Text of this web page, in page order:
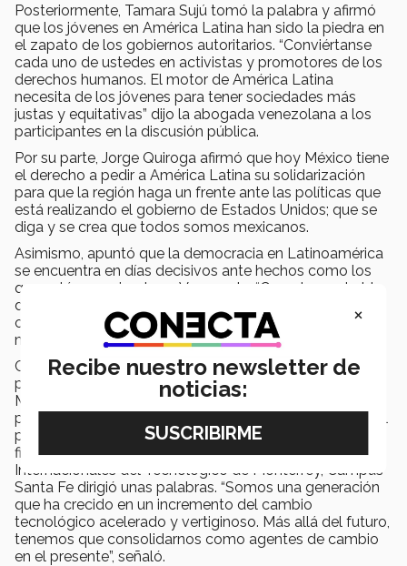
Posteriormente, Tamara Sujú tomó la palabra y afirmó
que los jóvenes en América Latina han sido la piedra en
el zapato de los gobiernos autoritarios. “Conviértanse
cada uno de ustedes en activistas y promotores de los
derechos humanos. El motor de América Latina
necesita de los jóvenes para tener sociedades más
justas y equitativas” dijo la abogada venezolana a los
participantes en la discusión pública.
Por su parte, Jorge Quiroga afirmó que hoy México tiene
el derecho a pedir a América Latina su solidarización
para que la región haga un frente ante las políticas que
está realizando el gobierno de Estados Unidos; que se
diga y se crea que todos somos mexicanos.
Asimismo, apuntó que la democracia en Latinoamérica
se encuentra en días decisivos ante hechos como los
que están ocurriendo en Venezuela. “Cuando uno habla
de política uno piensa que es un adjetivo negativo,
cuando en realidad significa crear país, y no hay nada
más noble que eso” destacó el Expresidente.
Como cuarto ponente, Jorge Castañeda tomó la
palabra y apuntó que una de las riquezas que tiene
México son los 4 millones de estudiantes, los cuales
pueden convertirse en la palanca de transformación del
país, pero deben salir a las calles a manifestarse. Para
finalizar Juan Diego Beltrán, alumno de Relaciones
Internacionales del Tecnológico de Monterrey, Campus
Santa Fe dirigió unas palabras. “Somos una generación
que ha crecido en un incremento del cambio
tecnológico acelerado y vertiginoso. Más allá del futuro,
tenemos que consolidarnos como agentes de cambio
en el presente”, señaló.
×
Recibe nuestro newsletter de
noticias: